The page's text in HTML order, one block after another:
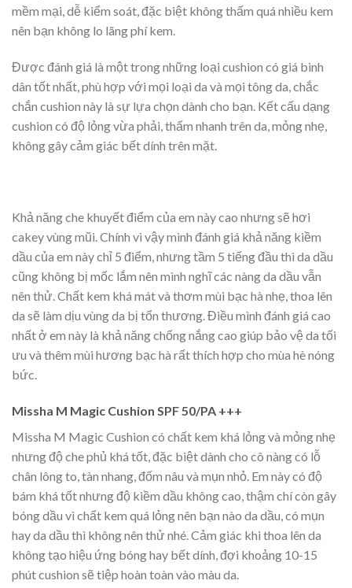
mềm mại, dễ kiểm soát, đặc biệt không thấm quá nhiều kem
nên bạn không lo lãng phí kem.
Được đánh giá là một trong những loại cushion có giá bình
dân tốt nhất, phù hợp với mọi loại da và mọi tông da, chắc
chắn cushion này là sự lựa chọn dành cho bạn. Kết cấu dạng
cushion có độ lỏng vừa phải, thấm nhanh trên da, mỏng nhẹ,
không gây cảm giác bết dính trên mặt.
Khả năng che khuyết điểm của em này cao nhưng sẽ hơi
cakey vùng mũi. Chính vì vậy mình đánh giá khả năng kiềm
dầu của em này chỉ 5 điểm, nhưng tầm 5 tiếng đầu thì da dầu
cũng không bị mốc lắm nên mình nghĩ các nàng da dầu vẫn
nên thử. Chất kem khá mát và thơm mùi bạc hà nhẹ, thoa lên
da sẽ làm dịu vùng da bị tổn thương. Điều mình đánh giá cao
nhất ở em này là khả năng chống nắng cao giúp bảo vệ da tối
ưu và thêm mùi hương bạc hà rất thích hợp cho mùa hè nóng
bức.
Missha M Magic Cushion SPF 50/PA +++
Missha M Magic Cushion có chất kem khá lỏng và mỏng nhẹ
nhưng độ che phủ khá tốt, đặc biệt dành cho cô nàng có lỗ
chân lông to, tàn nhang, đốm nâu và mụn nhỏ. Em này có độ
bám khá tốt nhưng độ kiềm dầu không cao, thậm chí còn gây
bóng dầu vì chất kem quá lỏng nên bạn nào da dầu, có mụn
hay da dầu thì không nên thử nhé. Cảm giác khi thoa lên da
không tạo hiệu ứng bóng hay bết dính, đợi khoảng 10-15
phút cushion sẽ tiệp hoàn toàn vào màu da.